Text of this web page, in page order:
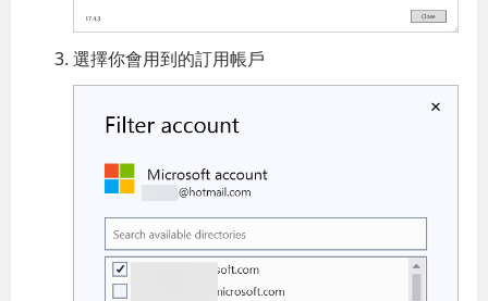
選擇你會用到的訂用帳戶